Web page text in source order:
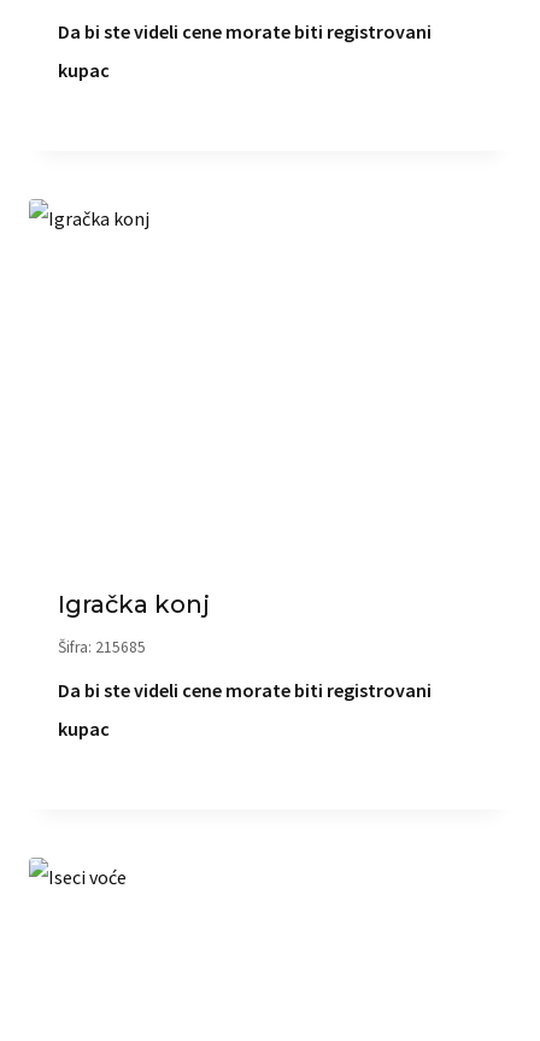
Da bi ste videli cene morate biti registrovani
kupac
Igračka konj
Šifra: 215685
Da bi ste videli cene morate biti registrovani
kupac